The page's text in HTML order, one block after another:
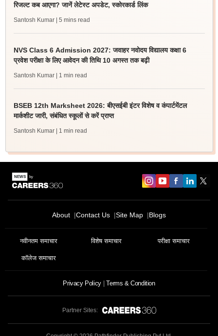
रिजल्ट कब आएगा? जानें लेटेस्ट अपडेट, स्कोरकार्ड लिंक
Santosh Kumar | 5 mins read
NVS Class 6 Admission 2027: जवाहर नवोदय विद्यालय कक्षा 6
प्रवेश परीक्षा के लिए आवेदन की तिथि 10 अगस्त तक बढ़ी
Santosh Kumar | 1 min read
BSEB 12th Marksheet 2026: बीएसईबी इंटर विशेष व कंपार्टमेंटल
मार्कशीट जारी, संबंधित स्कूलों से करें प्राप्त
Santosh Kumar | 1 min read
About Contact Us Site Map Blogs
नवीनतम समाचार विशेष समाचार परीक्षा समाचार
कॉलेज समाचार
Privacy Policy Terms & Condition
Partner Sites: